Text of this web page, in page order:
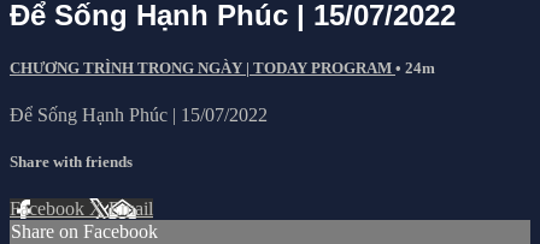
Để Sống Hạnh Phúc | 15/07/2022
CHƯƠNG TRÌNH TRONG NGÀY | TODAY PROGRAM • 24m
Để Sống Hạnh Phúc | 15/07/2022
Share with friends
Facebook XEmail
Share on Facebook